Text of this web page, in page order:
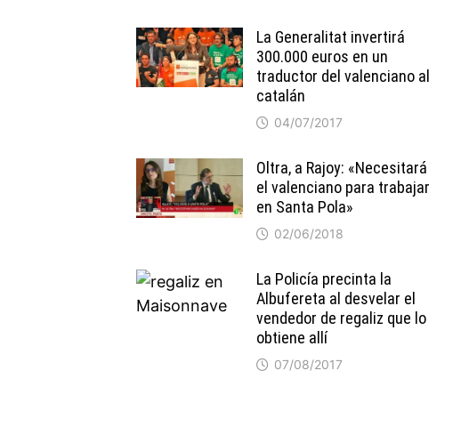
La Generalitat invertirá
300.000 euros en un
traductor del valenciano al
catalán
04/07/2017
Oltra, a Rajoy: «Necesitará
el valenciano para trabajar
en Santa Pola»
02/06/2018
La Policía precinta la
Albufereta al desvelar el
vendedor de regaliz que lo
obtiene allí
07/08/2017